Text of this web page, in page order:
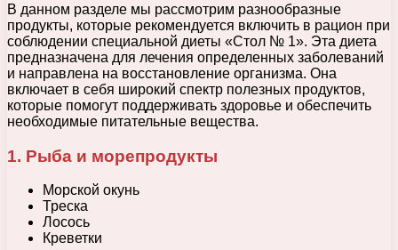
В данном разделе мы рассмотрим разнообразные
продукты, которые рекомендуется включить в рацион при
соблюдении специальной диеты «Стол № 1». Эта диета
предназначена для лечения определенных заболеваний
и направлена на восстановление организма. Она
включает в себя широкий спектр полезных продуктов,
которые помогут поддерживать здоровье и обеспечить
необходимые питательные вещества.
1. Рыба и морепродукты
Морской окунь
Треска
Лосось
Креветки